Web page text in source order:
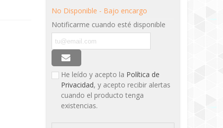
No Disponible - Bajo encargo
Notificarme cuando esté disponible
He leído y acepto la Política de
Privacidad, y acepto recibir alertas
cuando el producto tenga
existencias.